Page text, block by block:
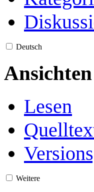
Deutsch
Ansichten
Lesen
Weitere